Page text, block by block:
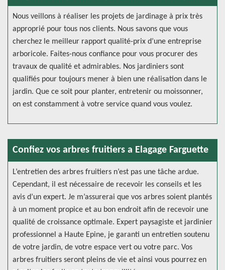
Nous veillons à réaliser les projets de jardinage à prix très
approprié pour tous nos clients. Nous savons que vous
cherchez le meilleur rapport qualité-prix d’une entreprise
arboricole. Faites-nous confiance pour vous procurer des
travaux de qualité et admirables. Nos jardiniers sont
qualifiés pour toujours mener à bien une réalisation dans le
jardin. Que ce soit pour planter, entretenir ou moissonner,
on est constamment à votre service quand vous voulez.
Confiez vos arbres fruitiers a Elagage Farguette
L’entretien des arbres fruitiers n’est pas une tâche ardue.
Cependant, il est nécessaire de recevoir les conseils et les
avis d’un expert. Je m’assurerai que vos arbres soient plantés
à un moment propice et au bon endroit afin de recevoir une
qualité de croissance optimale. Expert paysagiste et jardinier
professionnel a Haute Epine, je garanti un entretien soutenu
de votre jardin, de votre espace vert ou votre parc. Vos
arbres fruitiers seront pleins de vie et ainsi vous pourrez en